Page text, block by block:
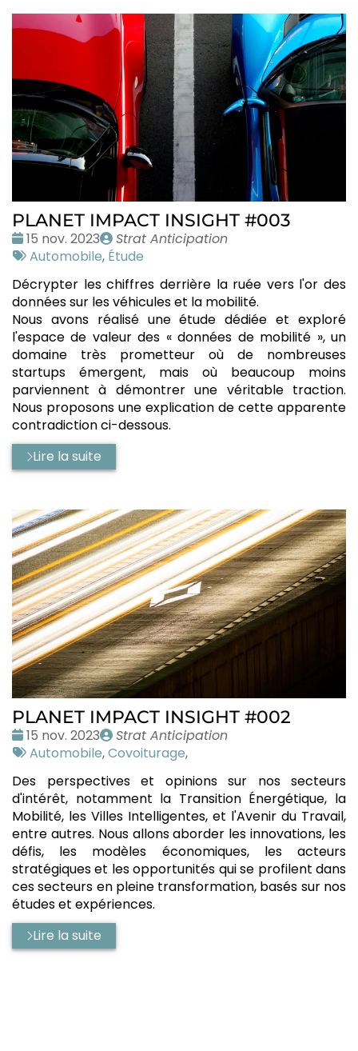
PLANET IMPACT INSIGHT #003
Date
:
15 nov. 2023
Publié
par
Strat Anticipation
Tags
Automobile, Étude
Décrypter les chiffres derrière la ruée vers l'or des
données sur les véhicules et la mobilité.
Nous avons réalisé une étude dédiée et exploré
l'espace de valeur des « données de mobilité », un
domaine très prometteur où de nombreuses
startups émergent, mais où beaucoup moins
parviennent à démontrer une véritable traction.
Nous proposons une explication de cette apparente
contradiction ci-dessous.
Lire la suite
PLANET IMPACT INSIGHT #002
Date
:
15 nov. 2023
Publié
par
Strat Anticipation
Tags
Automobile,Covoiturage,
Des perspectives et opinions sur nos secteurs
d'intérêt, notamment la Transition Énergétique, la
Mobilité, les Villes Intelligentes, et l'Avenir du Travail,
entre autres. Nous allons aborder les innovations, les
défis, les modèles économiques, les acteurs
stratégiques et les opportunités qui se profilent dans
ces secteurs en pleine transformation, basés sur nos
études et expériences.
Lire la suite